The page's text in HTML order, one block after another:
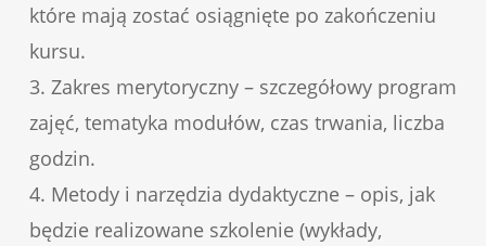
które mają zostać osiągnięte po zakończeniu
kursu.
3. Zakres merytoryczny – szczegółowy program
zajęć, tematyka modułów, czas trwania, liczba
godzin.
4. Metody i narzędzia dydaktyczne – opis, jak
będzie realizowane szkolenie (wykłady,